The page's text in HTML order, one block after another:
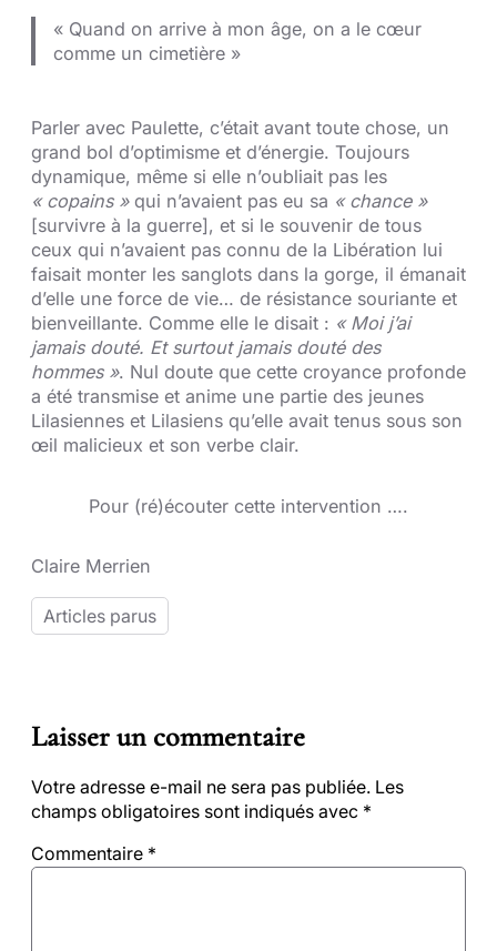
« Quand on arrive à mon âge, on a le cœur
comme un cimetière »
Parler avec Paulette, c’était avant toute chose, un
grand bol d’optimisme et d’énergie. Toujours
dynamique, même si elle n’oubliait pas les
« copains »qui n’avaient pas eu sa « chance »
[survivre à la guerre], et si le souvenir de tous
ceux qui n’avaient pas connu de la Libération lui
faisait monter les sanglots dans la gorge, il émanait
d’elle une force de vie… de résistance souriante et
bienveillante. Comme elle le disait : « Moi j’ai
jamais douté. Et surtout jamais douté des
hommes ». Nul doute que cette croyance profonde
a été transmise et anime une partie des jeunes
Lilasiennes et Lilasiens qu’elle avait tenus sous son
œil malicieux et son verbe clair.
Pour (ré)écouter cette intervention ….
Claire Merrien
Articles parus
Laisser un commentaire
Votre adresse e-mail ne sera pas publiée. Les
champs obligatoires sont indiqués avec *
Commentaire *